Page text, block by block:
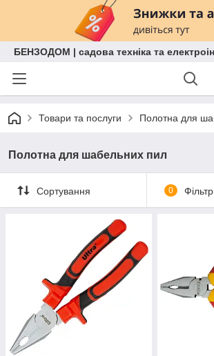
БЕНЗОДОМ | садова техніка та
Товари та послуги Полотна для
Полотна для шабельних пил
Сортування 0